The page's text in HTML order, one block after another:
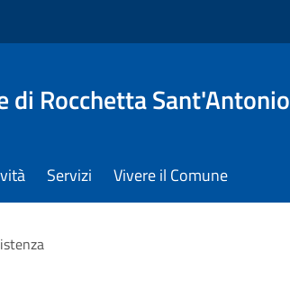
di Rocchetta Sant'Antonio
Servizi Vivere il Comune